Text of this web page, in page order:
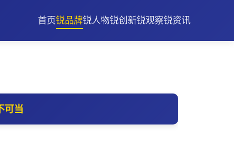
首页锐品牌锐人物锐创新锐观察锐资讯
可当